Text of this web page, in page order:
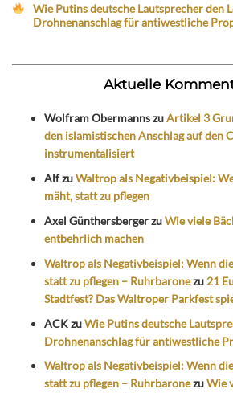
Wie Putins deutsche Lautsprecher den
Drohnenanschlag für antiwestliche
Aktuelle
Wolfram ObermannszuArtikel 3
den islamistischen Anschlag auf den
instrumentalisiert
AlfzuWaltrop als Negativbeispiel:
mäht, statt zu pflegen
Axel GünthersbergerzuWie viele
entbehrlich machen
Waltrop als Negativbeispiel: Wenn
statt zu pflegen – Ruhrbaronezu 21
Stadtfest? Das Waltroper Parkfest
ACKzuWie Putins deutsche
Drohnenanschlag für antiwestliche
Waltrop als Negativbeispiel: Wenn
statt zu pflegen – RuhrbaronezuWie